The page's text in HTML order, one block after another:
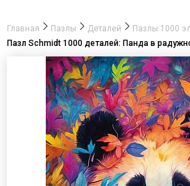
Главная Пазлы Деталей
Пазлы 1000
Пазл Schmidt 1000 деталей: Панда в